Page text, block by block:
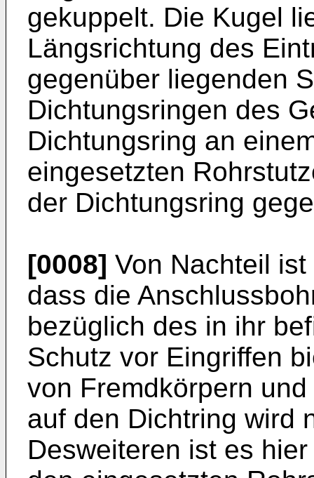
gekuppelt. Die Kugel
Längsrichtung des
gegenüber liegenden
Dichtungsringen des
Dichtungsring an
eingesetzten
der Dichtungsring
[0008] Von Nachteil
dass die
bezüglich des in ihr
Schutz vor Eingriffen
von Fremdkörpern
auf den Dichtring wird
Desweiteren ist es